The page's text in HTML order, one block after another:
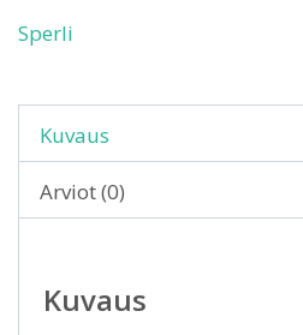
Sperli
Kuvaus
Arviot (0)
Kuvaus